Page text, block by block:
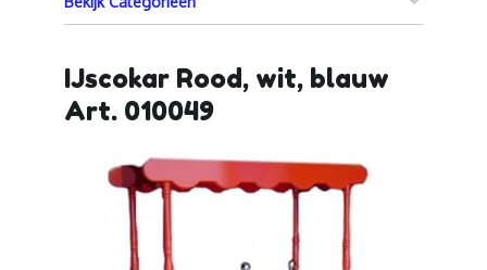
IJscokar Rood, wit, blauw
Art. 010049